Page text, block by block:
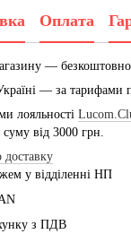
Оплата
— безкоштовно.
— за тарифами
лояльності
від 3000 грн.
доставку
у відділенні НП
з ПДВ